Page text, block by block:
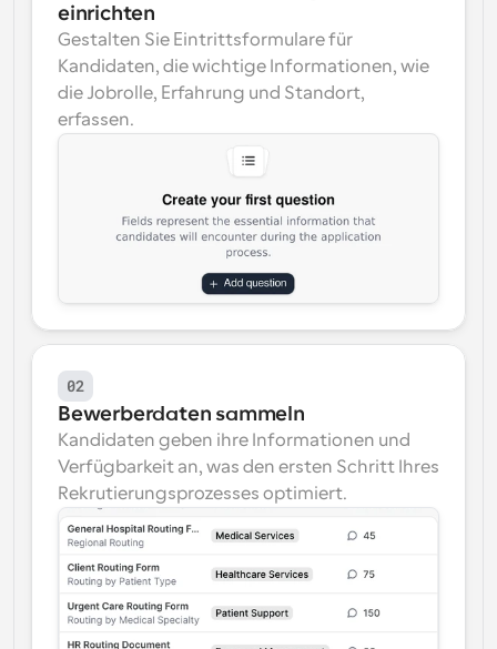
einrichten
Gestalten Sie Eintrittsformulare für
Kandidaten, die wichtige Informationen, wie
die Jobrolle, Erfahrung und Standort,
erfassen.
02
Bewerberdaten sammeln
Kandidaten geben ihre Informationen und
Verfügbarkeit an, was den ersten Schritt Ihres
Rekrutierungsprozesses optimiert.